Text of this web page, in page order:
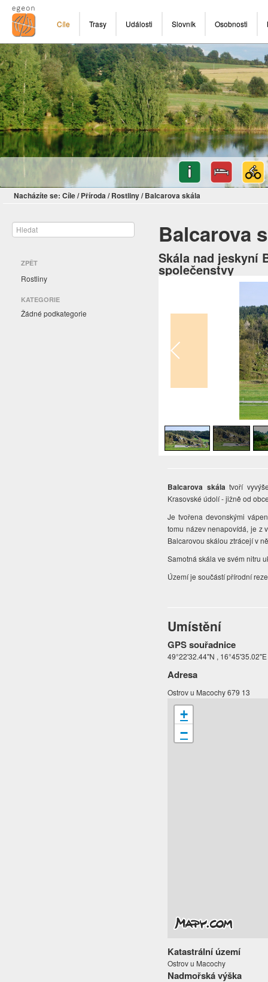
Cíle Trasy Události Slovník Osobnosti
Nacházíte se: Cíle/ Příroda/ Rostliny/ Balcarova skála
ZPĚT
Rostliny
KATEGORIE
Žádné podkategorie
Balcarova
Skála nad jeskyní
společenstvy
Balcarova skála tvoří
Krasovské údolí - jižně od
Je tvořena devonskými
tomu název nenapovídá, je z
Balcarovou skálou ztrácejí v
Samotná skála ve svém nitru
Území je součástí přírodní
Umístění
GPS souřadnice
49°22'32.44"N , 16°45'35.02"E
Adresa
Ostrov u Macochy 679 13
+
−
Katastrální území
Ostrov u Macochy
Nadmořská výška